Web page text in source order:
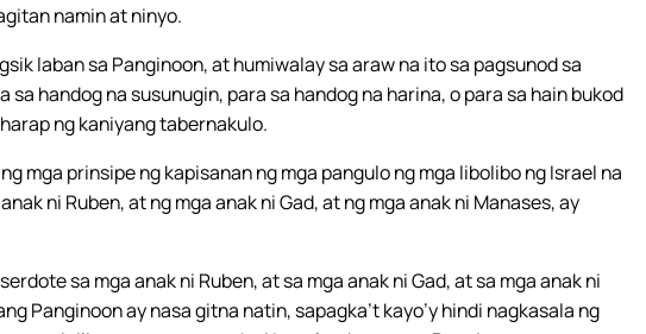
namin at ninyo.
laban sa Panginoon, at humiwalay sa araw na ito sa pagsunod sa
handog na susunugin, para sa handog na harina, o para sa hain bukod
ng kaniyang tabernakulo.
mga prinsipe ng kapisanan ng mga pangulo ng mga libolibo ng Israel na
ni Ruben, at ng mga anak ni Gad, at ng mga anak ni Manases, ay
sa mga anak ni Ruben, at sa mga anak ni Gad, at sa mga anak ni
Panginoon ay nasa gitna natin, sapagka’t kayo’y hindi nagkasala ng